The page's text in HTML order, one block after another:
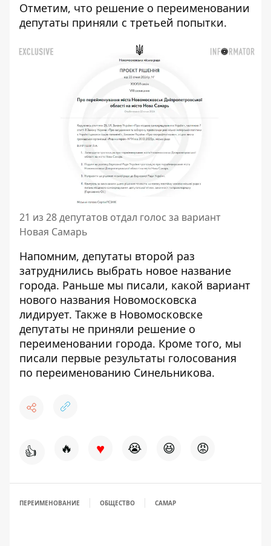
Отметим, что решение о переименовании
депутаты приняли с третьей попытки.
21 из 28 депутатов отдал голос за вариант
Новая Самарь
Напомним, депутаты второй раз
затруднились выбрать новое название
города. Раньше мы писали, какой вариант
нового названия Новомосковска
лидирует. Также в Новомосковске
депутаты не приняли решение о
переименовании города. Кроме того, мы
писали первые результаты голосования
по переименованию Синельникова.
👍 🔥 ♥ 😭 😆 😡
ПЕРЕИМЕНОВАНИЕ ОБЩЕСТВО САМАР